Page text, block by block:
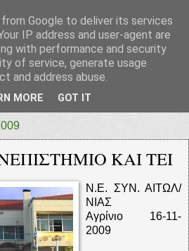
ΗΛΕΚΤΡΟΝΙΚΗ-
ΚΑΙ ΤΕΙ
Ν.Ε. ΣΥΝ. ΑΙΤΩΛ/
ΝΙΑΣ
Αγρίνιο 16-11-
2009
Google to deliver its services
IP address and user-agent are
with performance and security
of service, generate usage
and address abuse.
MORE GOT IT